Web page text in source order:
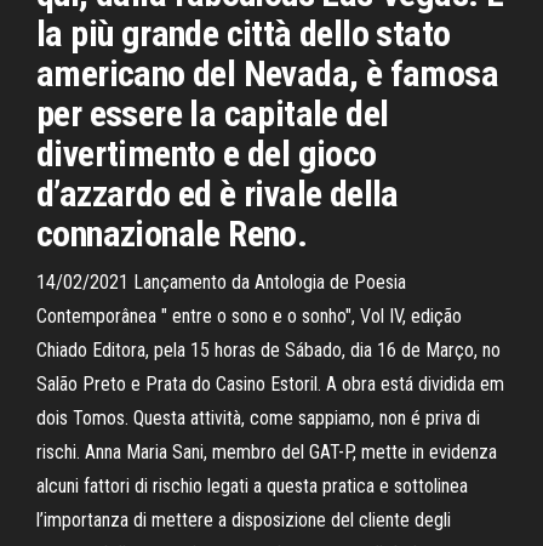
la più grande città dello stato
americano del Nevada, è famosa
per essere la capitale del
divertimento e del gioco
d’azzardo ed è rivale della
connazionale Reno.
14/02/2021 Lançamento da Antologia de Poesia
Contemporânea " entre o sono e o sonho", Vol IV, edição
Chiado Editora, pela 15 horas de Sábado, dia 16 de Março, no
Salão Preto e Prata do Casino Estoril. A obra está dividida em
dois Tomos. Questa attività, come sappiamo, non é priva di
rischi. Anna Maria Sani, membro del GAT-P, mette in evidenza
alcuni fattori di rischio legati a questa pratica e sottolinea
l’importanza di mettere a disposizione del cliente degli